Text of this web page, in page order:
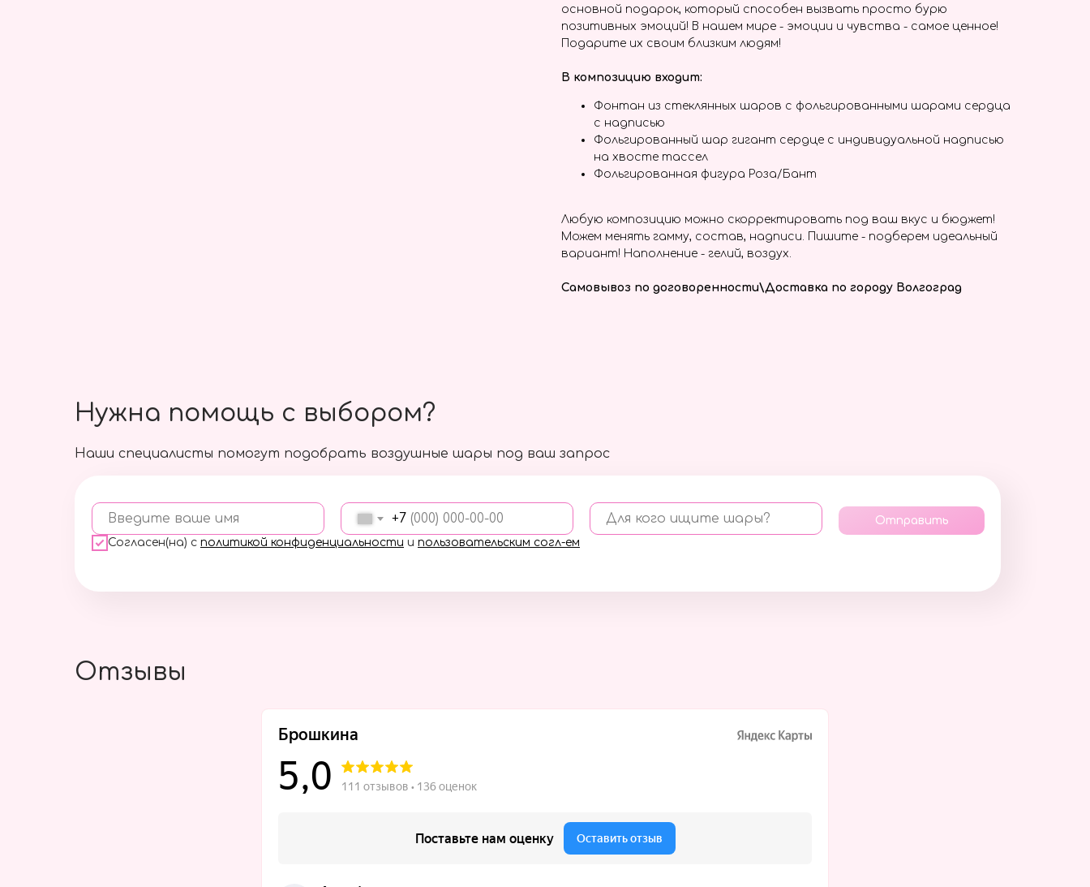
основной подарок, который способен вызвать просто бурю
позитивных эмоций! В нашем мире - эмоции и чувства - самое ценное!
Подарите их своим близким людям!
В композицию входит:
Фонтан из стеклянных шаров с фольгированными шарами сердца
с надписью
Фольгированный шар гигант сердце с индивидуальной надписью
на хвосте тассел
Фольгированная фигура Роза/Бант
Любую композицию можно скорректировать под ваш вкус и бюджет!
Можем менять гамму, состав, надписи. Пишите - подберем идеальный
вариант! Наполнение - гелий, воздух.
Самовывоз по договоренности\Доставка по городу Волгоград
Наши специалисты помогут подобрать воздушные шары под ваш запрос
Введите ваше имя +7 Для кого ищите шары?
Согласен(на) с политикой конфиденциальности и пользовательским согл-ем
Отправить
Нужна помощь с выбором?
Отзывы